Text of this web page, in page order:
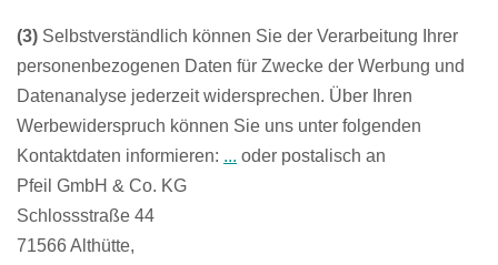
(3) Selbstverständlich können Sie der Verarbeitung Ihrer
personenbezogenen Daten für Zwecke der Werbung und
Datenanalyse jederzeit widersprechen. Über Ihren
Werbewiderspruch können Sie uns unter folgenden
Kontaktdaten informieren: ... oder postalisch an
Pfeil GmbH & Co. KG
Schlossstraße 44
71566 Althütte,